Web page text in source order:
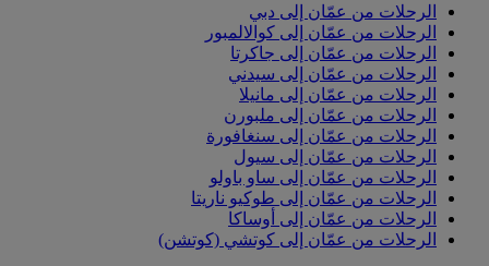
الرحلات من عمّان إلى دبي
الرحلات من عمّان إلى كوالالمبور
الرحلات من عمّان إلى جاكرتا
الرحلات من عمّان إلى سيدني
الرحلات من عمّان إلى مانيلا
الرحلات من عمّان إلى ملبورن
الرحلات من عمّان إلى سنغافورة
الرحلات من عمّان إلى سيول
الرحلات من عمّان إلى ساو باولو
الرحلات من عمّان إلى طوكيو ناريتا
الرحلات من عمّان إلى أوساكا
الرحلات من عمّان إلى كوتشي (كوتشن)